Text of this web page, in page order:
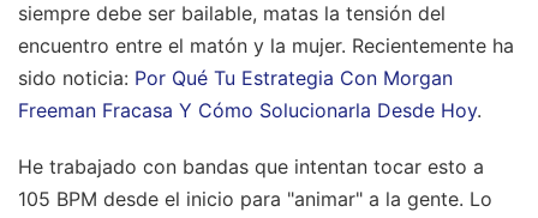
siempre debe ser bailable, matas la tensión del
encuentro entre el matón y la mujer. Recientemente ha
sido noticia: Por Qué Tu Estrategia Con Morgan
Freeman Fracasa Y Cómo Solucionarla Desde Hoy.
He trabajado con bandas que intentan tocar esto a
105 BPM desde el inicio para "animar" a la gente. Lo